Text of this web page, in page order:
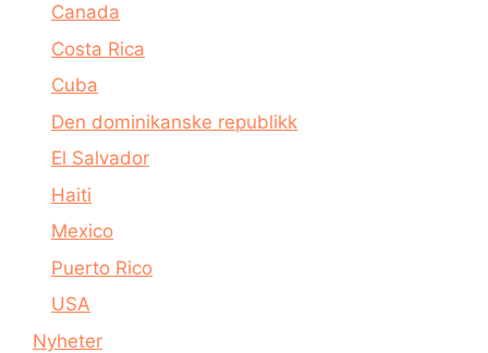
Canada
Costa Rica
Cuba
Den dominikanske republikk
El Salvador
Haiti
Mexico
Puerto Rico
USA
Nyheter